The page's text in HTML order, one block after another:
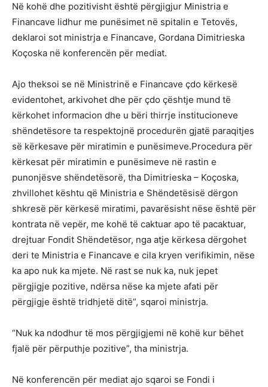
Në kohë dhe pozitivisht është përgjigjur Ministria e
Financave lidhur me punësimet në spitalin e Tetovës,
deklaroi sot ministrja e Financave, Gordana Dimitrieska
Koçoska në konferencën për mediat.
Ajo theksoi se në Ministrinë e Financave çdo kërkesë
evidentohet, arkivohet dhe për çdo çështje mund të
kërkohet informacion dhe u bëri thirrje institucioneve
shëndetësore ta respektojnë procedurën gjatë paraqitjes
së kërkesave për miratimin e punësimeve.Procedura për
kërkesat për miratimin e punësimeve në rastin e
punonjësve shëndetësorë, tha Dimitrieska – Koçoska,
zhvillohet kështu që Ministria e Shëndetësisë dërgon
shkresë për kërkesë miratimi, pavarësisht nëse është për
kontrata në vepër, me kohë të caktuar apo të pacaktuar,
drejtuar Fondit Shëndetësor, nga atje kërkesa dërgohet
deri te Ministria e Financave e cila kryen verifikimin, nëse
ka apo nuk ka mjete. Në rast se nuk ka, nuk jepet
përgjigje pozitive, ndërsa nëse ka mjete afati për
përgjigje është tridhjetë ditë”, sqaroi ministrja.
“Nuk ka ndodhur të mos përgjigjemi në kohë kur bëhet
fjalë për përputhje pozitive”, tha ministrja.
Në konferencën për mediat ajo sqaroi se Fondi i